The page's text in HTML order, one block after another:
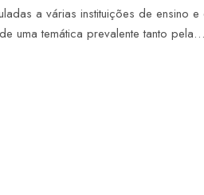
a várias instituições de ensino e
uma temática prevalente tanto pela…